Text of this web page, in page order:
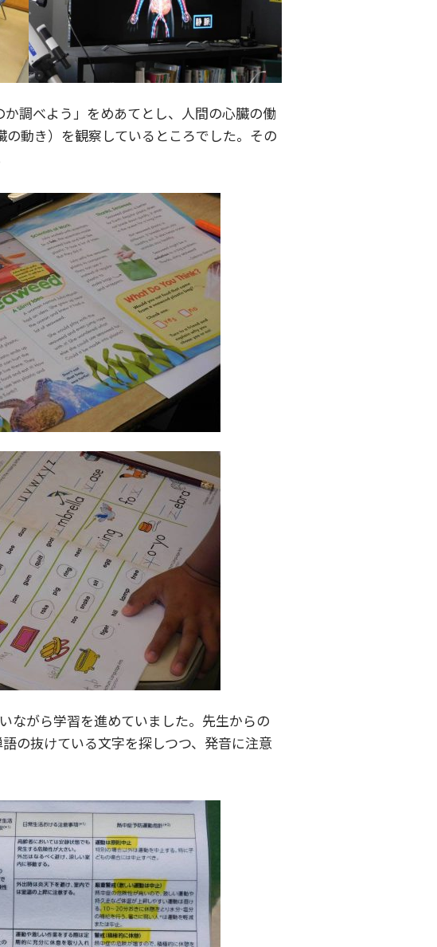
調べよう」をめあてとし、人間の心臓の働
動き）を観察しているところでした。その
ながら学習を進めていました。先生からの
の抜けている文字を探しつつ、発音に注意